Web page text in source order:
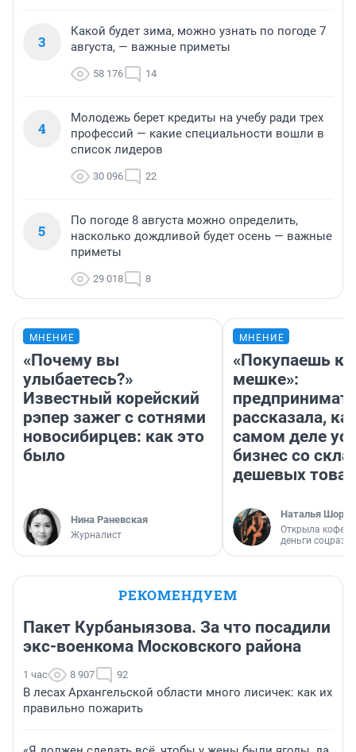
3
Какой будет зима, можно узнать по погоде 7
августа, — важные приметы
58 176 14
4
Молодежь берет кредиты на учебу ради трех
профессий — какие специальности вошли в
список лидеров
30 096 22
5
По погоде 8 августа можно определить,
насколько дождливой будет осень — важные
приметы
29 018 8
МНЕНИЕ
«Почему вы
улыбаетесь?»
Известный корейский
рэпер зажег с сотнями
новосибирцев: как это
было
Нина Раневская
Журналист
МНЕНИЕ
«Покупаешь
мешке»:
рассказала,
самом деле
бизнес со
дешевых
Наталья
Открыла
деньги
РЕКОМЕНДУЕМ
Пакет Курбаныязова. За что посадили
экс-военкома Московского района
1 час 8 907 92
В лесах Архангельской области много лисичек: как их
правильно пожарить